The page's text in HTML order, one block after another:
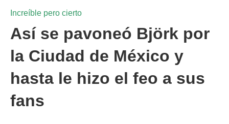
Increíble pero cierto
Así se pavoneó Björk por
la Ciudad de México y
hasta le hizo el feo a sus
fans